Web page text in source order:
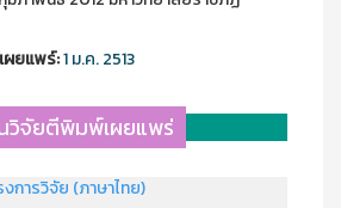
ผยแพร์:1 ม.ค. 2513
วิจัยตีพิมพ์เผยแพร่
การวิจัย (ภาษาไทย)